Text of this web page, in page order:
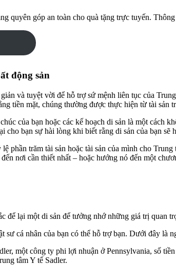
quyên góp an toàn cho quà tặng trực tuyến.
động sản
và tuyệt vời để hỗ trợ sứ mệnh liên tục của
tiền mặt, chúng thường được thực hiện từ tài sản
của bạn hoặc các kế hoạch di sản là một cách
cho bạn sự hài lòng khi biết rằng di sản của bạn
phần trăm tài sản hoặc tài sản của mình cho
nơi cần thiết nhất – hoặc hướng nó đến một
để lại một di sản để tưởng nhớ những giá trị quan
sư cá nhân của bạn có thể hỗ trợ bạn. Dưới đây là
một công ty phi lợi nhuận ở Pennsylvania, số
tâm Y tế Sadler.